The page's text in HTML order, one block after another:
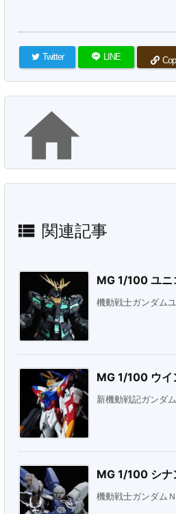
Twitter LINE

 関連記事
MG 1/100 ユニ
機動戦士ガンダム
MG 1/100 ウイ
新機動戦記ガンダ
MG 1/100 シナ
機動戦士ガンダム